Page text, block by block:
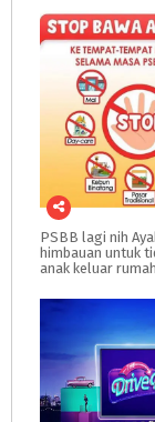
PSBB lagi nih
himbauan untuk